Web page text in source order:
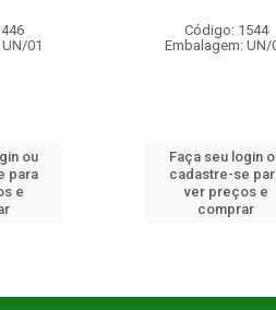
Embalagem: UN/01
Faça seu login ou
cadastre-se para